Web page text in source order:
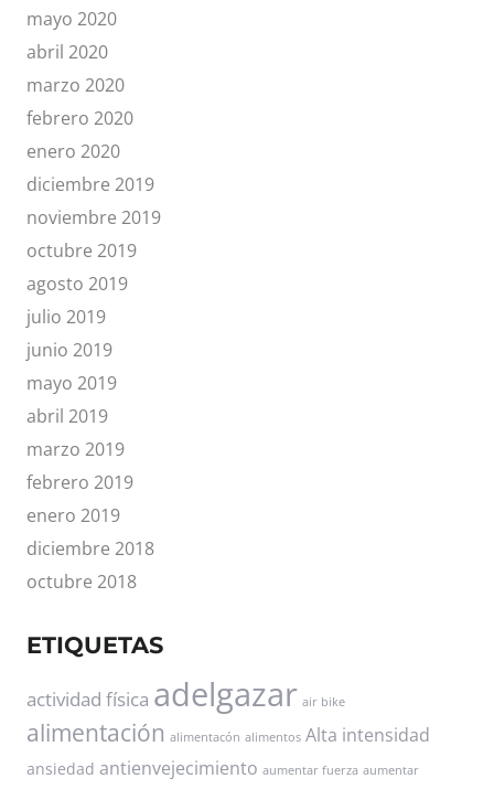
mayo 2020
abril 2020
marzo 2020
febrero 2020
enero 2020
diciembre 2019
noviembre 2019
octubre 2019
agosto 2019
julio 2019
junio 2019
mayo 2019
abril 2019
marzo 2019
febrero 2019
enero 2019
diciembre 2018
octubre 2018
ETIQUETAS
actividad física adelgazar air bike
alimentación alimentacón alimentos Alta intensidad
ansiedad antienvejecimiento aumentar fuerza aumentar